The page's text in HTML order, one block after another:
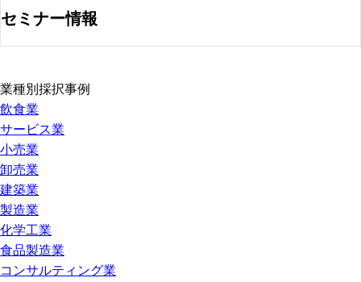
セミナー情報
業種別採択事例
飲食業
サービス業
小売業
卸売業
建築業
製造業
化学工業
食品製造業
コンサルティング業